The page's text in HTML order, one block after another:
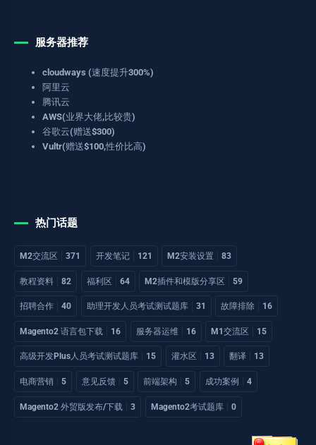
服务器推荐
cloudways (速度提升300%)
阿里云
腾讯云
AWS(业界大佬,比较贵)
谷歌云(赠送$300)
Vultr(赠送$100,性价比高)
热门话题
M2交流区 371 开发笔记 121 M2安装设置 83
教程资料 82 福利区 64 M2插件和模版分享区 59
招聘合作 40 助理开发人员考试测试题库 31 故障排除 16
Magento2 语言包下载 16 服务器运维 16 M1交流区 15
高级开发Plus人员考试测试题库 15 灌水区 13 翻译 13
电商营销 5 意见反馈 5 前端架构 5 成功案例 4
Magento2 外贸版发布/下载 3 Magento2考试题库 0